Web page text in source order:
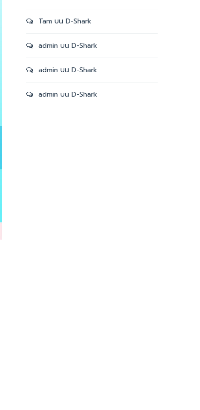
Tam บน D-Shark
admin บน D-Shark
admin บน D-Shark
admin บน D-Shark